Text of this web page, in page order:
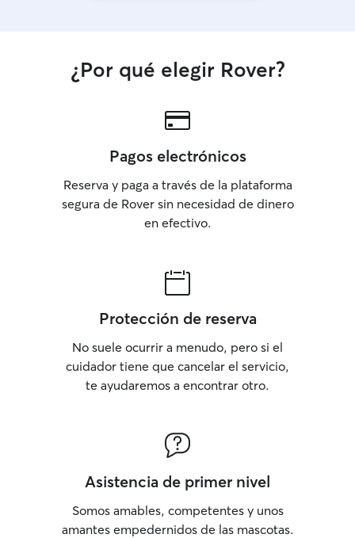
¿Por qué elegir Rover?
Pagos electrónicos
Reserva y paga a través de la plataforma
segura de Rover sin necesidad de dinero
en efectivo.
Protección de reserva
No suele ocurrir a menudo, pero si el
cuidador tiene que cancelar el servicio,
te ayudaremos a encontrar otro.
Asistencia de primer nivel
Somos amables, competentes y unos
amantes empedernidos de las mascotas.